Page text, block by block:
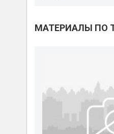
МАТЕРИАЛЫ ПО